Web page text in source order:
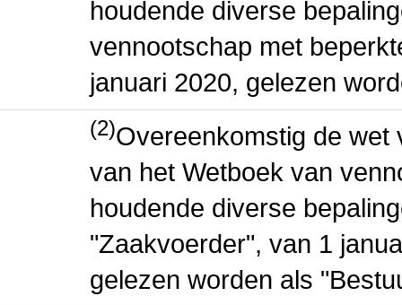
houdende diverse
vennootschap met
januari 2020, gelezen
(2)Overeenkomstig de wet
van het Wetboek van
houdende diverse
"Zaakvoerder", van 1
gelezen worden als